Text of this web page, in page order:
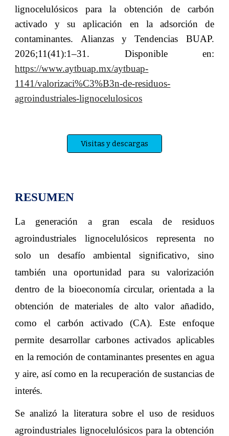
lignocelulósicos para la obtención de carbón
activado y su aplicación en la adsorción de
contaminantes. Alianzas y Tendencias BUAP.
2026;11(41):1–31. Disponible en:
https://www.aytbuap.mx/aytbuap-
1141/valorizaci%C3%B3n-de-residuos-
agroindustriales-lignocelulosicos
Visitas y descargas
RESUMEN
La generación a gran escala de residuos
agroindustriales lignocelulósicos representa no
solo un desafío ambiental significativo, sino
también una oportunidad para su valorización
dentro de la bioeconomía circular, orientada a la
obtención de materiales de alto valor añadido,
como el carbón activado (CA). Este enfoque
permite desarrollar carbones activados aplicables
en la remoción de contaminantes presentes en agua
y aire, así como en la recuperación de sustancias de
interés.
Se analizó la literatura sobre el uso de residuos
agroindustriales lignocelulósicos para la obtención